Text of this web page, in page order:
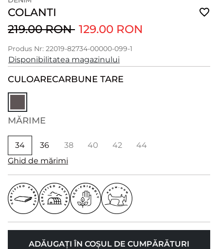
COLANTI
219.00 RON 129.00 RON
Produs Nr: 22019-82734-00000-099-1
Disponibilitatea magazinului
CULOARECARBUNE TARE
MĂRIME
34 36 38 40 42
44
Ghid de mărimi
ADĂUGAȚI ÎN COȘUL DE CUMPĂRĂTURI